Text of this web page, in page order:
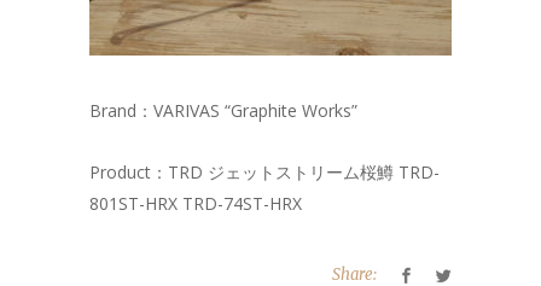
Brand：VARIVAS “Graphite Works”
Product：TRD ジェットストリーム桜鱒 TRD-
801ST-HRX TRD-74ST-HRX
Share: